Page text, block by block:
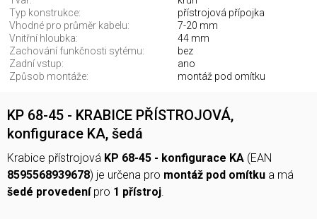
Typ konstrukce:
přístrojová přípojka
Vhodné pro průměr kabelu:
7-20 mm
Vnitřní hloubka:
44 mm
Zachování funkčnosti sytému:
bez
Zadní vstup:
ano
Způsob montáže:
montáž pod omítku
KP 68-45 - KRABICE PŘÍSTROJOVÁ,
konfigurace KA, šedá
Krabice přístrojová KP 68-45 - konfigurace KA (EAN
8595568939678) je určena pro montáž pod omítku a má
šedé provedenípro 1 přístroj.